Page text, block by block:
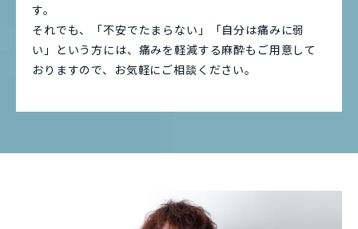
す。
それでも、「不安でたまらない」「自分は痛みに弱
い」という方には、痛みを軽減する麻酔もご用意して
おりますので、お気軽にご相談ください。